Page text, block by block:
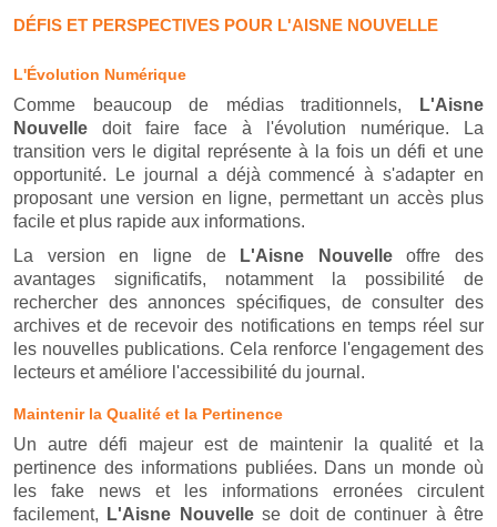
DÉFIS ET PERSPECTIVES POUR L'AISNE NOUVELLE
L'Évolution Numérique
Comme beaucoup de médias traditionnels,
L'Aisne
Nouvelle doit faire face à l'évolution numérique. La
transition vers le digital représente à la fois un défi et une
opportunité. Le journal a déjà commencé à s'adapter en
proposant une version en ligne, permettant un accès plus
facile et plus rapide aux informations.
La version en ligne de
L'Aisne Nouvelleoffre des
avantages significatifs, notamment la possibilité de
rechercher des annonces spécifiques, de consulter des
archives et de recevoir des notifications en temps réel sur
les nouvelles publications. Cela renforce l'engagement des
lecteurs et améliore l'accessibilité du journal.
Maintenir la Qualité et la Pertinence
Un autre défi majeur est de maintenir la qualité et la
pertinence des informations publiées. Dans un monde où
les fake news et les informations erronées circulent
facilement,
L'Aisne Nouvellese doit de continuer à être